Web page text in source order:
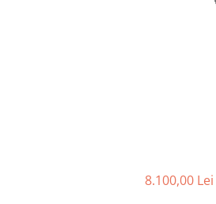
8.100,00 Lei